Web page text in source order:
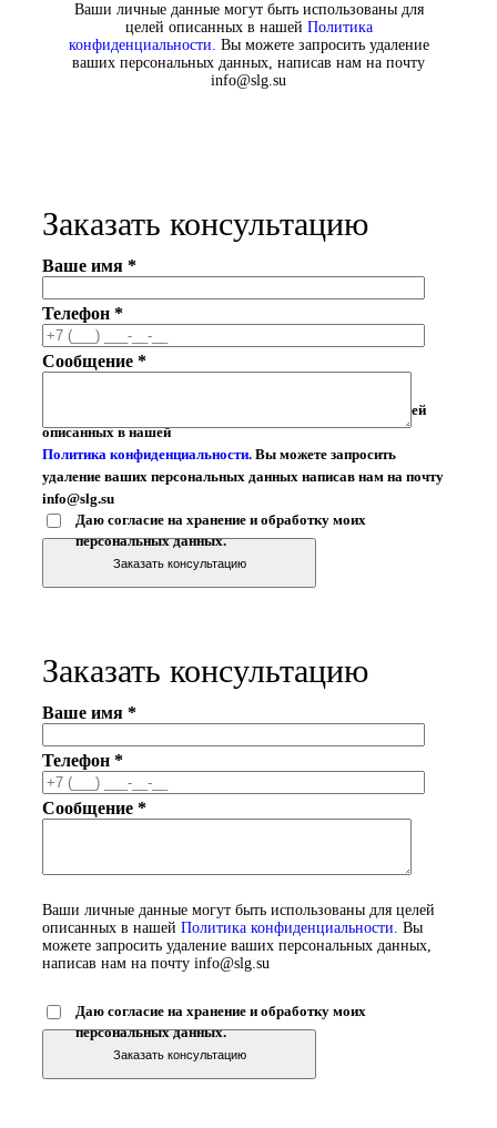
Ваши личные данные могут быть использованы для
целей описанных в нашей Политика
конфиденциальности. Вы можете запросить удаление
ваших персональных данных, написав нам на почту
info@slg.su
Заказать консультацию
Ваше имя *
Телефон *
Сообщение *
Ваши личные данные могут быть использованы для целей
описанных в нашей
Политика конфиденциальности. Вы можете запросить
удаление ваших персональных данных написав нам на почту
info@slg.su
Даю согласие на хранение и обработку моих
персональных данных.
Заказать консультацию
Ваше имя *
Телефон *
Сообщение *
Ваши личные данные могут быть использованы для целей
описанных в нашей Политика конфиденциальности. Вы
можете запросить удаление ваших персональных данных,
написав нам на почту info@slg.su
Даю согласие на хранение и обработку моих
персональных данных.